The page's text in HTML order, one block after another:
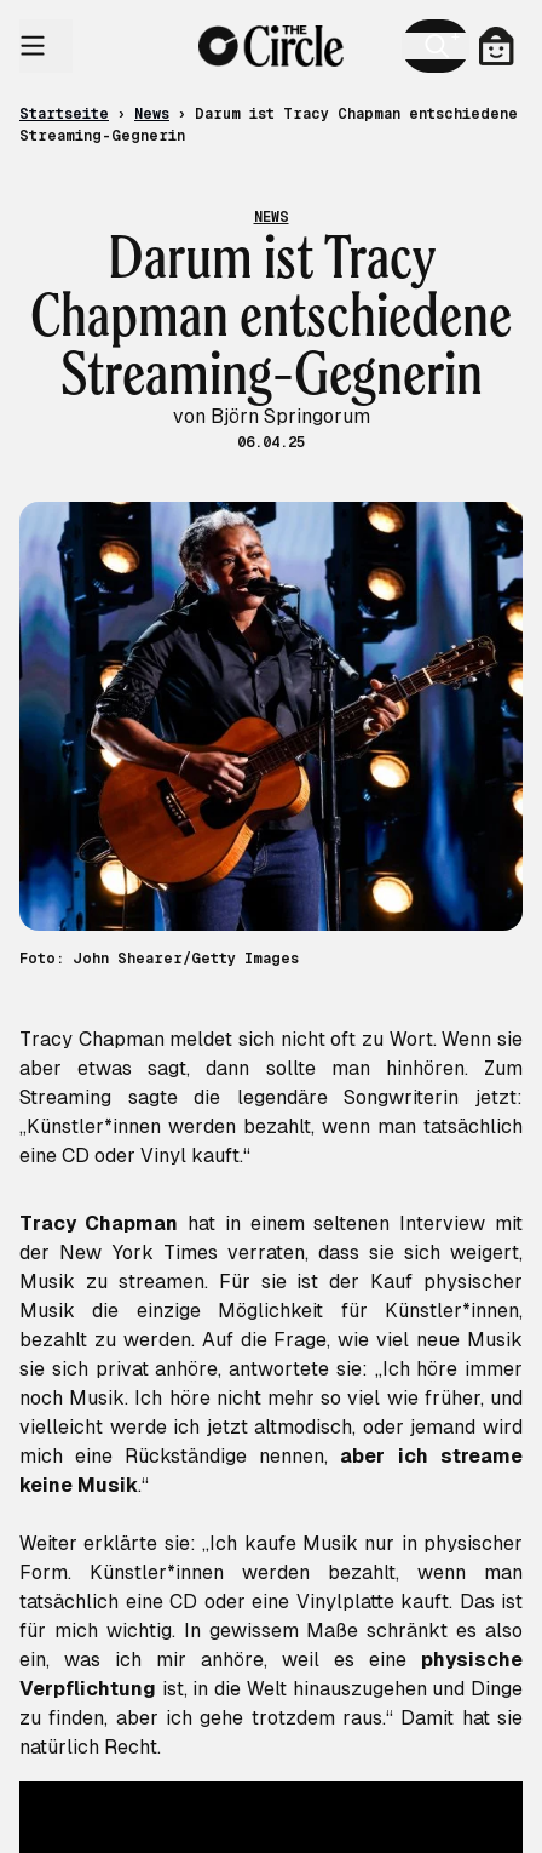
Startseite › News ›
Darum ist Tracy Chapman entschiedene
Streaming-Gegnerin
NEWS
Darum ist Tracy
Chapman entschiedene
Streaming-Gegnerin
von Björn Springorum
06.04.25
Foto: John Shearer/Getty Images
Tracy Chapman meldet sich nicht oft zu Wort. Wenn sie
aber etwas sagt, dann sollte man hinhören. Zum
Streaming sagte die legendäre Songwriterin jetzt:
„Künstler*innen werden bezahlt, wenn man tatsächlich
eine CD oder Vinyl kauft.“
Tracy Chapman hat in einem seltenen Interview mit
der New York Times verraten, dass sie sich weigert,
Musik zu streamen. Für sie ist der Kauf physischer
Musik die einzige Möglichkeit für Künstler*innen,
bezahlt zu werden. Auf die Frage, wie viel neue Musik
sie sich privat anhöre, antwortete sie: „Ich höre immer
noch Musik. Ich höre nicht mehr so viel wie früher, und
vielleicht werde ich jetzt altmodisch, oder jemand wird
mich eine Rückständige nennen, aber ich streame
keine Musik.“
Weiter erklärte sie: „Ich kaufe Musik nur in physischer
Form. Künstler*innen werden bezahlt, wenn man
tatsächlich eine CD oder eine Vinylplatte kauft. Das ist
für mich wichtig. In gewissem Maße schränkt es also
ein, was ich mir anhöre, weil es eine physische
Verpflichtung ist, in die Welt hinauszugehen und Dinge
zu finden, aber ich gehe trotzdem raus.“ Damit hat sie
natürlich Recht.